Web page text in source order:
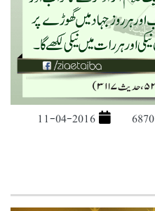
11-04-2016 6870